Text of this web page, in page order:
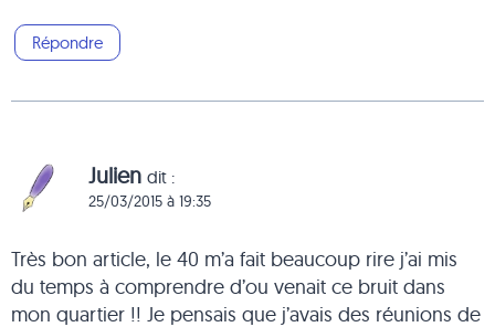
Répondre
Julien dit :
25/03/2015 à 19:35
Très bon article, le 40 m’a fait beaucoup rire j’ai mis
du temps à comprendre d’ou venait ce bruit dans
mon quartier !! Je pensais que j’avais des réunions de